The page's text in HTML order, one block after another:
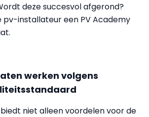
deze succesvol afgerond?
pv-installateur een PV Academy
werken volgens
niet alleen voordelen voor de